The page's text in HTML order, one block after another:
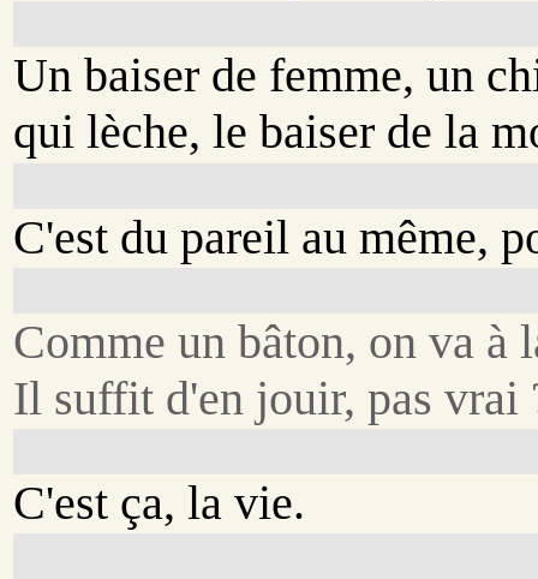
Un baiser de femme, un
qui lèche, le baiser de la
C'est du pareil au même,
Comme un bâton, on va à
Il suffit d'en jouir, pas vrai
C'est ça, la vie.